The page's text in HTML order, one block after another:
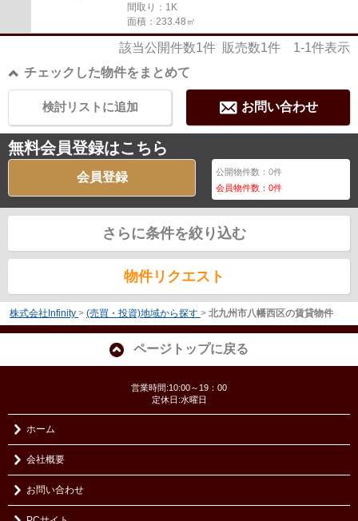
間取り：1K
面積：233.48㎡
該当公開件数1件 販売数1件 1-1件表示
チェックした物件をまとめて
お問い合わせ
検討リストに追加
無料会員登録はこちら
会員登録 公開物件数：0件
会員物件数：0件
さらに条件を絞り込む
物件リクエスト
株式会社Infinity > (売買・投資)地域から探す > 北九州市八幡西区の賃貸物件
ページトップに戻る
営業時間:10:00～19：00
定休日:水曜日
ホーム
会社概要
お問い合わせ